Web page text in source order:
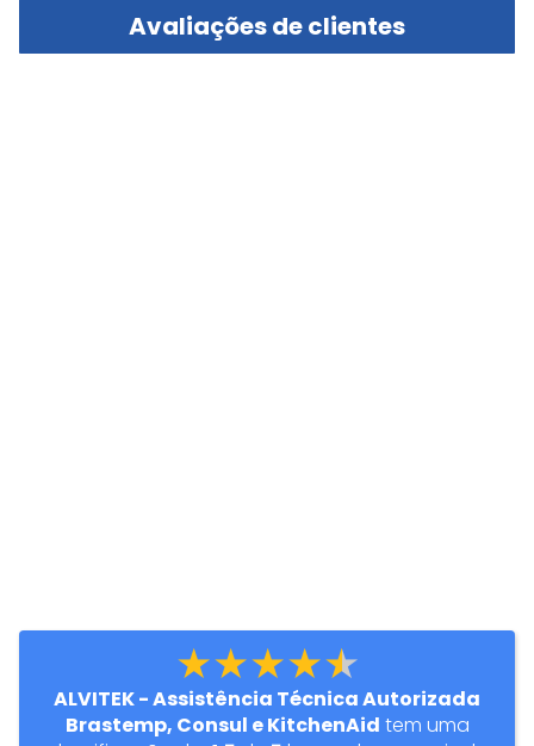
Avaliações de clientes
★★★★★
ALVITEK - Assistência Técnica Autorizada
Brastemp, Consul e KitchenAid tem uma